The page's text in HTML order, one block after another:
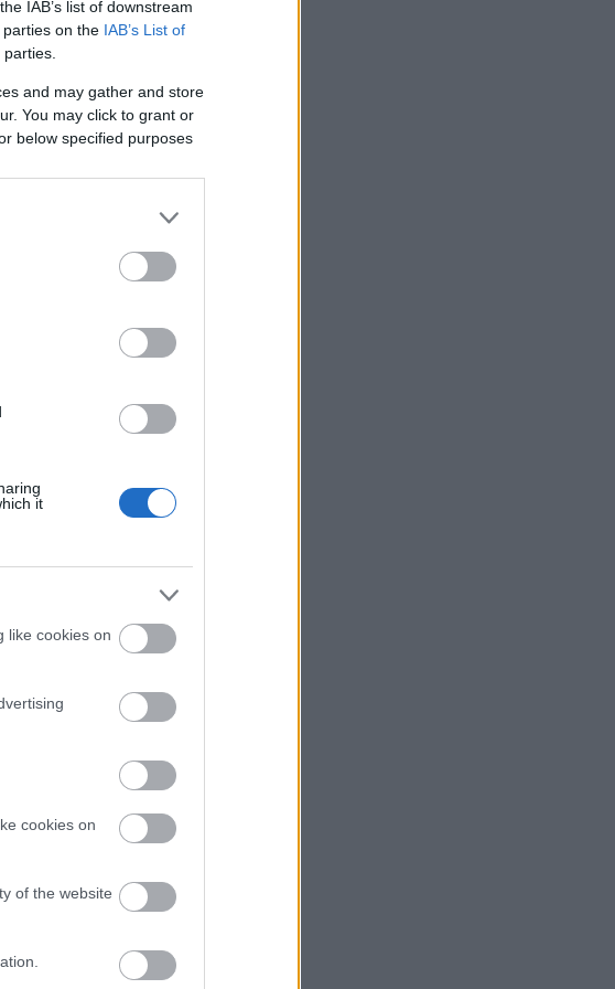
IAB’s list of downstream
on the IAB’s List of
and may gather and store
You may click to grant or
below specified purposes
it
like cookies on
cookies on
of the website
νέο μου
look στα
να
να ζω
μου και
είναι
ίδια εξηγεί
τη
για μένα,